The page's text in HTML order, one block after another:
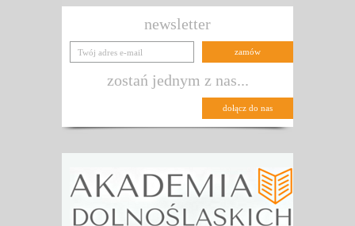
newsletter
zostań jednym z nas...